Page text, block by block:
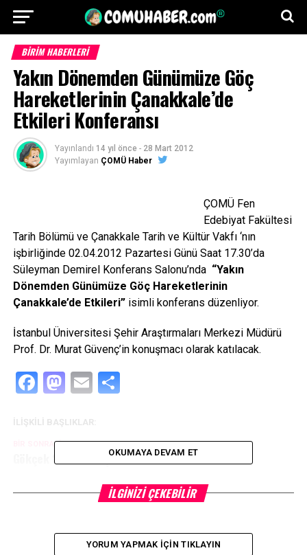
BİRİM HABERLERİ
Yakın Dönemden Günümüze Göç
Hareketlerinin Çanakkale’de
Etkileri Konferansı
Yayınlandı 14 yıl önce - 28 Mart 2012
Yayımlayan ÇOMÜ Haber
ÇOMÜ Fen
Edebiyat Fakültesi
Tarih Bölümü ve Çanakkale Tarih ve Kültür Vakfı ‘nın
işbirliğinde 02.04.2012 Pazartesi Günü Saat 17.30’da
Süleyman Demirel Konferans Salonu’nda “Yakın
Dönemden Günümüze Göç Hareketlerinin
Çanakkale’de Etkileri”isimli konferans düzenliyor.
İstanbul Üniversitesi Şehir Araştırmaları Merkezi Müdürü
Prof. Dr. Murat Güvenç’in konuşmacı olarak katılacak.
Facebook
Mastodon
EmailShare
İLIŞKILI BAŞLIKLAR:
BIR SONRAKI
Gökçek 8 bin demişti CHP 80 bin dedi!
Ezine MYO Futbol Takımı Çocukları da Unutmadı
OKUMAYA DEVAM ET
İLGINIZI ÇEKEBILIR
YORUM YAPMAK İÇIN TIKLAYIN